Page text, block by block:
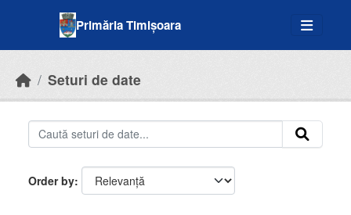
Primăria Timișoara
Seturi de date
Order by